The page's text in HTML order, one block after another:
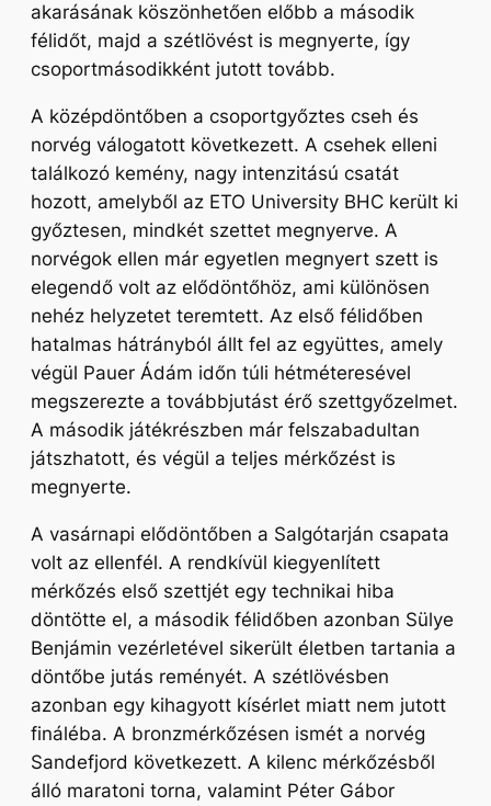
akarásának köszönhetően előbb a második
félidőt, majd a szétlövést is megnyerte, így
csoportmásodikként jutott tovább.
A középdöntőben a csoportgyőztes cseh és
norvég válogatott következett. A csehek elleni
találkozó kemény, nagy intenzitású csatát
hozott, amelyből az ETO University BHC került ki
győztesen, mindkét szettet megnyerve. A
norvégok ellen már egyetlen megnyert szett is
elegendő volt az elődöntőhöz, ami különösen
nehéz helyzetet teremtett. Az első félidőben
hatalmas hátrányból állt fel az együttes, amely
végül Pauer Ádám időn túli hétméteresével
megszerezte a továbbjutást érő szettgyőzelmet.
A második játékrészben már felszabadultan
játszhatott, és végül a teljes mérkőzést is
megnyerte.
A vasárnapi elődöntőben a Salgótarján csapata
volt az ellenfél. A rendkívül kiegyenlített
mérkőzés első szettjét egy technikai hiba
döntötte el, a második félidőben azonban Sülye
Benjámin vezérletével sikerült életben tartania a
döntőbe jutás reményét. A szétlövésben
azonban egy kihagyott kísérlet miatt nem jutott
fináléba. A bronzmérkőzésen ismét a norvég
Sandefjord következett. A kilenc mérkőzésből
álló maratoni torna, valamint Péter Gábor